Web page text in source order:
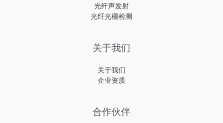
光纤声发射
光纤光栅检测
关于我们
关于我们
企业资质
合作伙伴